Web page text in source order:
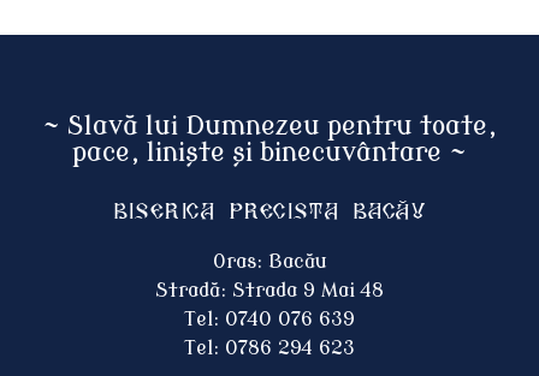
~ Slavă lui Dumnezeu pentru toate,
pace, liniște și binecuvântare ~
Biserica Precista BACĂU
Oras: Bacău
Stradă: Strada 9 Mai 48
Tel: 0740 076 639
Tel: 0786 294 623